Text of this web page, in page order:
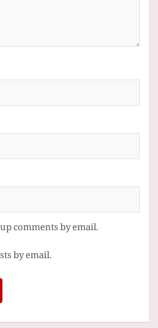
comments by email.
by email.